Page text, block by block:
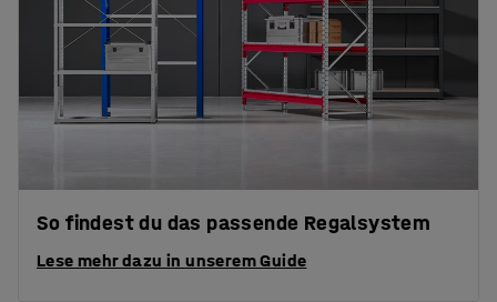
So findest du das passende Regalsystem
Lese mehr dazu in unserem Guide